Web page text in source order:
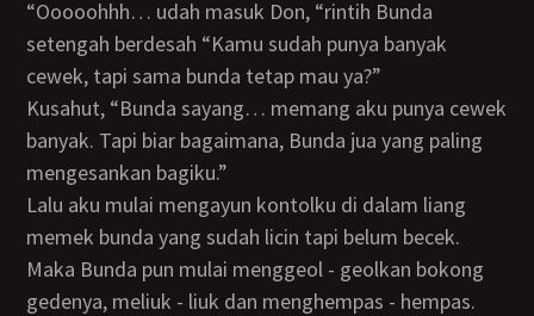
“Ooooohhh… udah masuk Don, “rintih Bunda
setengah berdesah “Kamu sudah punya banyak
cewek, tapi sama bunda tetap mau ya?”
Kusahut, “Bunda sayang… memang aku punya cewek
banyak. Tapi biar bagaimana, Bunda jua yang paling
mengesankan bagiku.”
Lalu aku mulai mengayun kontolku di dalam liang
memek bunda yang sudah licin tapi belum becek.
Maka Bunda pun mulai menggeol - geolkan bokong
gedenya, meliuk - liuk dan menghempas - hempas.